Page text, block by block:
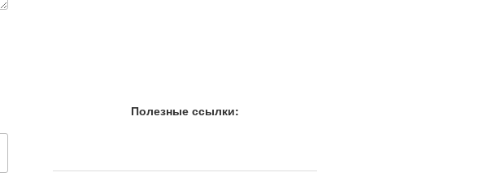
Полезные ссылки: